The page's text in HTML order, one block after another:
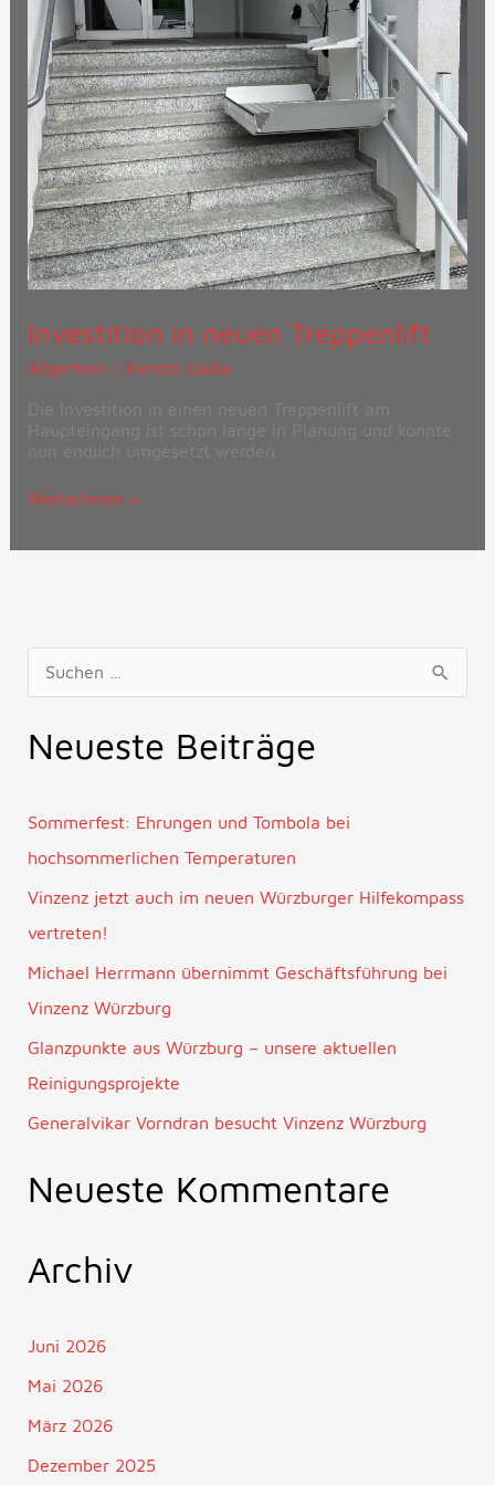
Investition in neuen Treppenlift
Allgemein / Kerstin Dalke
Die Investition in einen neuen Treppenlift am
Haupteingang ist schon lange in Planung und konnte
nun endlich umgesetzt werden.
Weiterlesen »
e
n
n
a
Neueste Beiträge
Sommerfest: Ehrungen und Tombola bei
hochsommerlichen Temperaturen
Vinzenz jetzt auch im neuen Würzburger Hilfekompass
vertreten!
Michael Herrmann übernimmt Geschäftsführung bei
Vinzenz Würzburg
Glanzpunkte aus Würzburg – unsere aktuellen
Reinigungsprojekte
Generalvikar Vorndran besucht Vinzenz Würzburg
Neueste Kommentare
Archiv
Juni 2026
Mai 2026
März 2026
Dezember 2025